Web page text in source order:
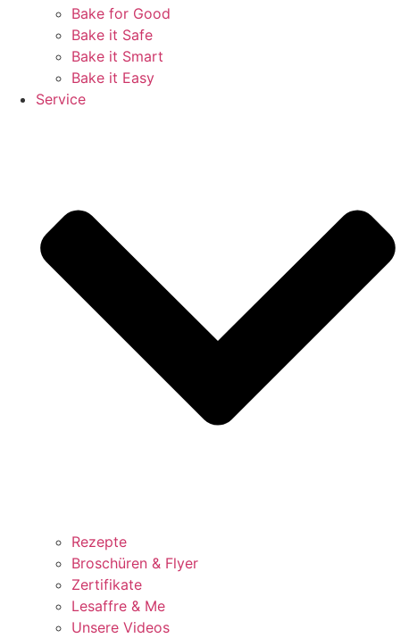
Bake for Good
Bake it Safe
Bake it Smart
Bake it Easy
Service
Rezepte
Broschüren & Flyer
Zertifikate
Lesaffre & Me
Unsere Videos